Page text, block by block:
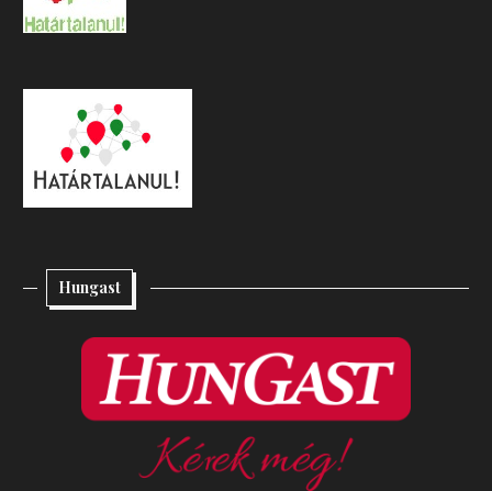
Hungast